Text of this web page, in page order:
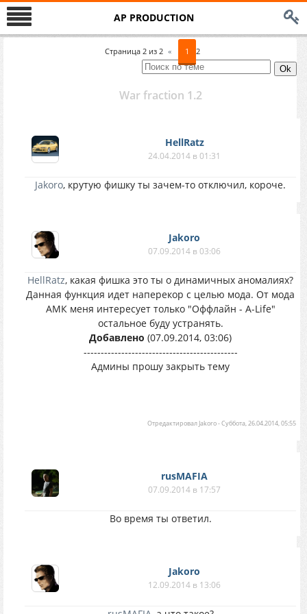
AP PRODUCTION
Страница 2 из 2 « 1 2
War fraction 1.2
HellRatz
24.04.2014 в 01:31
Jakoro, крутую фишку ты зачем-то отключил, короче.
Jakoro
07.09.2014 в 03:06
HellRatz, какая фишка это ты о динамичных аномалиях?
Данная функция идет наперекор с целью мода. От мода
АМК меня интересует только "Оффлайн - A-Life"
остальное буду устранять.
Добавлено (07.09.2014, 03:06)
---------------------------------------------
Админы прошу закрыть тему
Отредактировал Jakoro-Суббота, 26.04.2014, 05:55
rusMAFIA
07.09.2014 в 17:57
Во время ты ответил.
Jakoro
12.09.2014 в 13:06